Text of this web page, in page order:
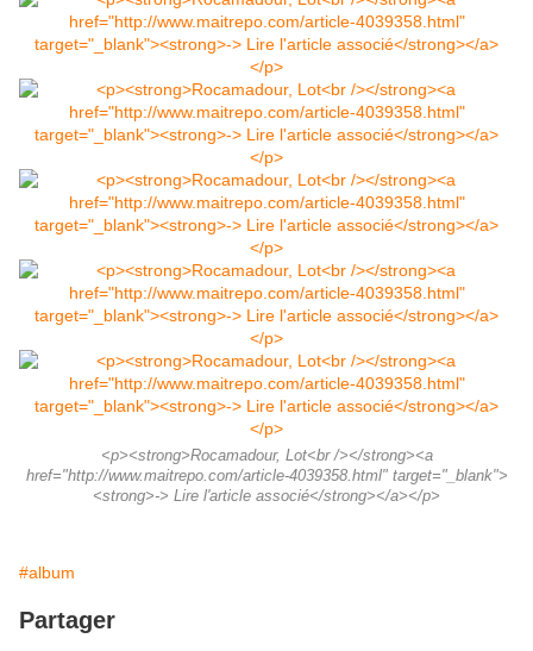
<p><strong>Rocamadour, Lot<br /></strong><a
href="http://www.maitrepo.com/article-4039358.html" target="_blank">
<strong>-> Lire l'article associé</strong></a></p>
#album
Partager